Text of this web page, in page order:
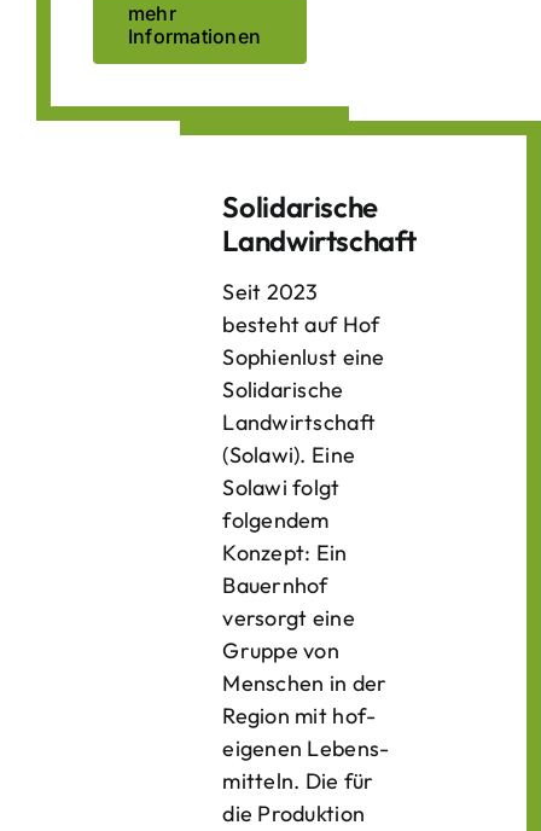
mehr
Informationen
Solidarische
Landwirtschaft
Seit 2023
besteht auf Hof
Sophienlust eine
Solidarische
Landwirtschaft
(Solawi). Eine
Solawi folgt
folgendem
Konzept: Ein
Bauern­hof
versorgt eine
Gruppe von
Menschen in der
Region mit hof­
eigenen Lebens­
mitteln. Die für
die Produktion